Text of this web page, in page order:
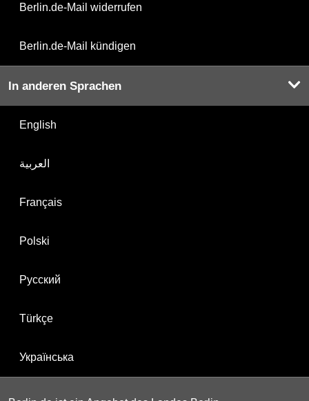
Berlin.de-Mail widerrufen
Berlin.de-Mail kündigen
In anderen Sprachen
English
العربية
Français
Polski
Русский
Türkçe
Українська